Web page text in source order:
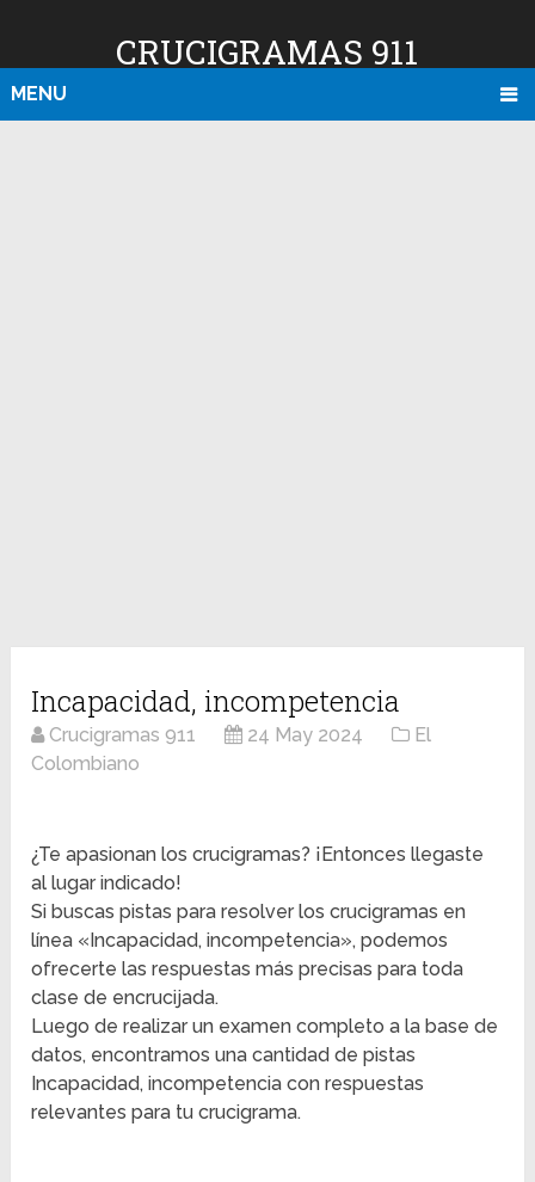
CRUCIGRAMAS 911
MENU
Incapacidad, incompetencia
Crucigramas 911 24 May 2024
El
Colombiano
¿Te apasionan los crucigramas? ¡Entonces llegaste
al lugar indicado!
Si buscas pistas para resolver los crucigramas en
línea «Incapacidad, incompetencia», podemos
ofrecerte las respuestas más precisas para toda
clase de encrucijada.
Luego de realizar un examen completo a la base de
datos, encontramos una cantidad de pistas
Incapacidad, incompetencia con respuestas
relevantes para tu crucigrama.